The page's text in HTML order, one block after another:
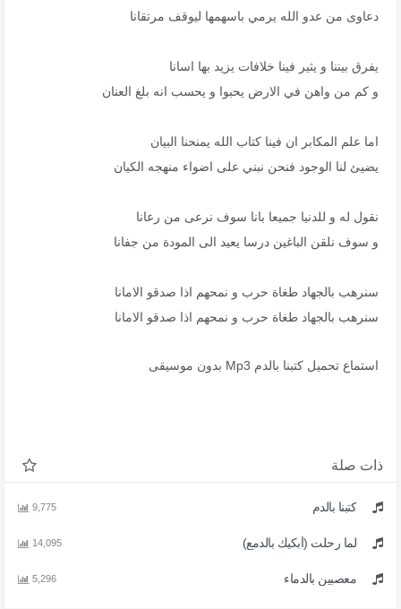
دعاوى من عدو الله يرمي باسهمها ليوقف مرتقانا
يفرق بيننا و يثير فينا خلافات يزيد بها اسانا
و كم من واهن في الارض يحبوا و يحسب انه بلغ العنان
اما علم المكابر ان فينا كتاب الله يمنحنا البيان
يضيئ لنا الوجود فنحن نبني على اضواء منهجه الكيان
نقول له و للدنيا جميعا بانا سوف نرعى من رعانا
و سوف نلقن الباغين درسا يعيد الى المودة من جفانا
سنرهب بالجهاد طغاة حرب و نمحهم اذا صدقو الامانا
سنرهب بالجهاد طغاة حرب و نمحهم اذا صدقو الامانا
استماع تحميل كتبنا بالدم Mp3 بدون موسيقى
ذات صلة
كتبنا بالدم 9,775
لما رحلت (أبكيك بالدمع) 14,095
معصبين بالدماء 5,296